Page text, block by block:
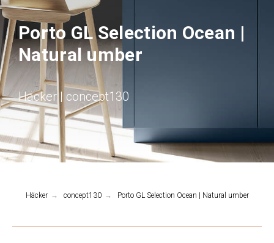
Porto GL Selection Ocean |
Natural umber
Häcker | concept130
Häcker → concept130 → Porto GL Selection Ocean | Natural umber